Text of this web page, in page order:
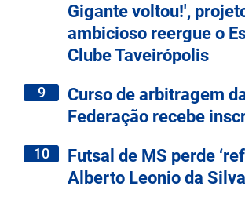
Gigante voltou!',
ambicioso reergue o
Clube Taveirópolis
9
Curso de arbitragem
Federação recebe
10
Futsal de MS perde
Alberto Leonio da Silva